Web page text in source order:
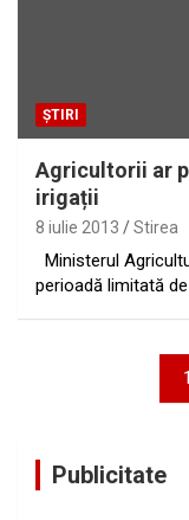
ȘTIRI
Agricultorii ar
irigații
8 iulie 2013 Stirea
Ministerul
perioadă limitată
1
Publicitate